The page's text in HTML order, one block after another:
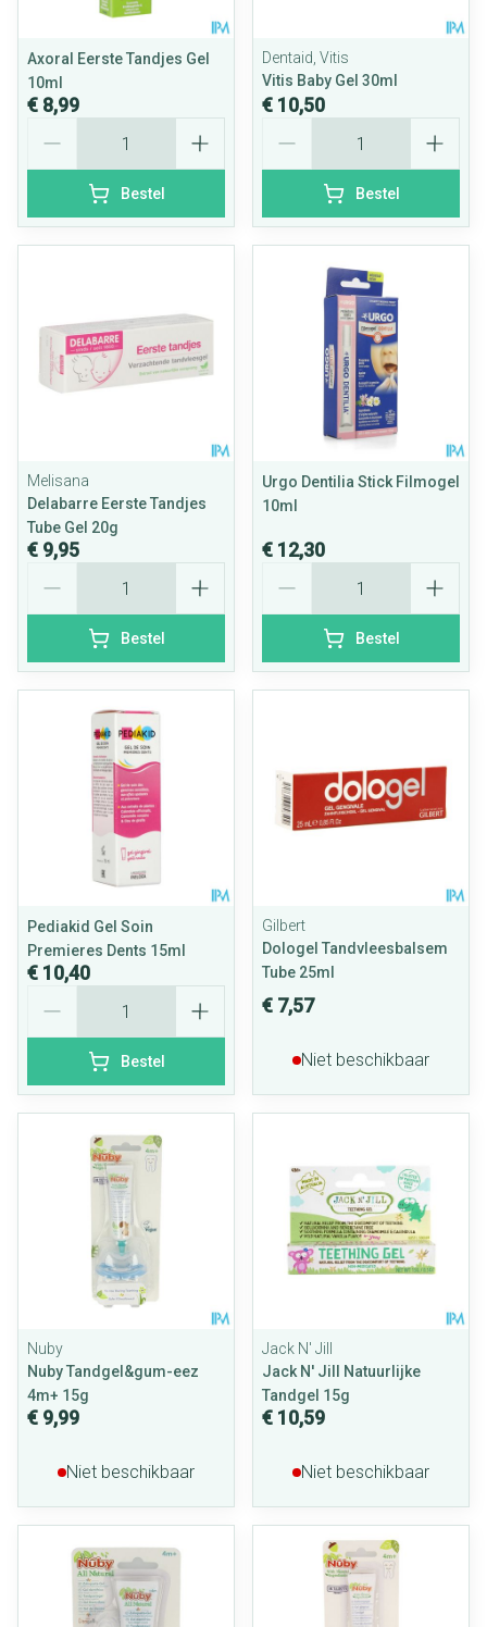
Axoral Eerste Tandjes Gel
10ml
€ 8,99
Bestel
Dentaid, Vitis
Vitis Baby Gel 30ml
€ 10,50
Bestel
Melisana
Delabarre Eerste Tandjes
Tube Gel 20g
€ 9,95
Bestel
Urgo Dentilia Stick Filmogel
10ml
€ 12,30
Bestel
Pediakid Gel Soin
Premieres Dents 15ml
€ 10,40
Bestel
Gilbert
Dologel Tandvleesbalsem
Tube 25ml
€ 7,57
Niet beschikbaar
Nuby
Nuby Tandgel&gum-eez
4m+ 15g
€ 9,99
Niet beschikbaar
Jack N' Jill
Jack N' Jill Natuurlijke
Tandgel 15g
€ 10,59
Niet beschikbaar